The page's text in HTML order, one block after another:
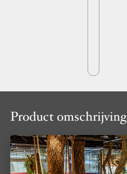
Product omschrijving